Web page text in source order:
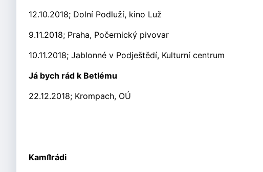
12.10.2018; Dolní Podluží, kino Luž
9.11.2018; Praha, Počernický pivovar
10.11.2018; Jablonné v Podještědí, Kulturní centrum
Já bych rád k Betlému
22.12.2018; Krompach, OÚ
Kam⫙rádi